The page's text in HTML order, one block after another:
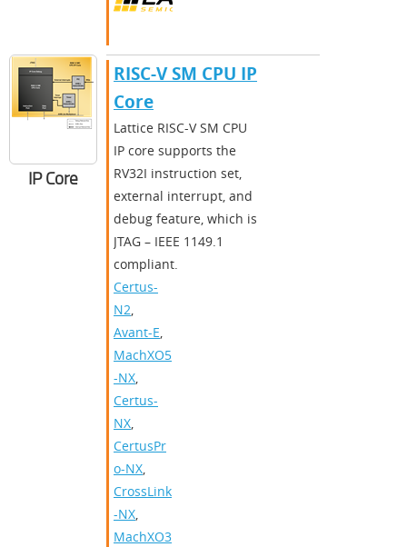
IP Core
RISC-V SM CPU IP
Core
Lattice RISC-V SM CPU
IP core supports the
RV32I instruction set,
external interrupt, and
debug feature, which is
JTAG – IEEE 1149.1
compliant.
Certus-
N2
Avant-E
MachXO5
-NX
Certus-
NX
CertusPr
o-NX
CrossLink
-NX
MachXO3